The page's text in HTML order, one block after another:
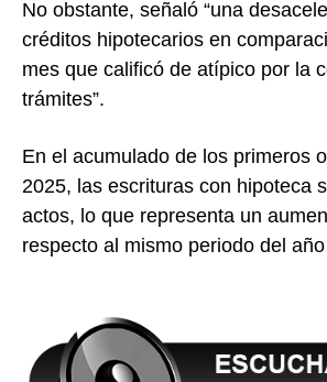
No obstante, señaló “una
créditos hipotecarios en
mes que calificó de atípico por la
trámites”.
En el acumulado de los primeros
2025, las escrituras con hipoteca
actos, lo que representa un
respecto al mismo periodo del